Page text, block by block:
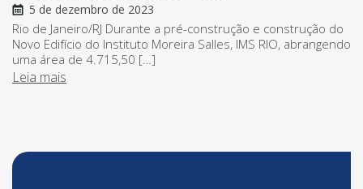
5 de dezembro de 2023
Rio de Janeiro/RJ Durante a pré-construção e construção do
Novo Edifício do Instituto Moreira Salles, IMS RIO, abrangendo
uma área de 4.715,50 […]
Leia mais